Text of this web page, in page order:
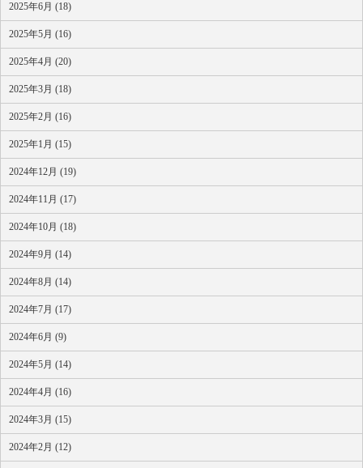
2025年6月 (18)
2025年5月 (16)
2025年4月 (20)
2025年3月 (18)
2025年2月 (16)
2025年1月 (15)
2024年12月 (19)
2024年11月 (17)
2024年10月 (18)
2024年9月 (14)
2024年8月 (14)
2024年7月 (17)
2024年6月 (9)
2024年5月 (14)
2024年4月 (16)
2024年3月 (15)
2024年2月 (12)